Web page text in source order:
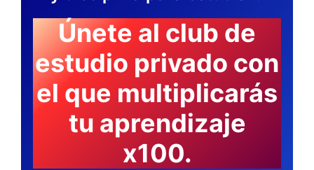
Únete al club de
estudio privado con
el que multiplicarás
tu aprendizaje
x100.